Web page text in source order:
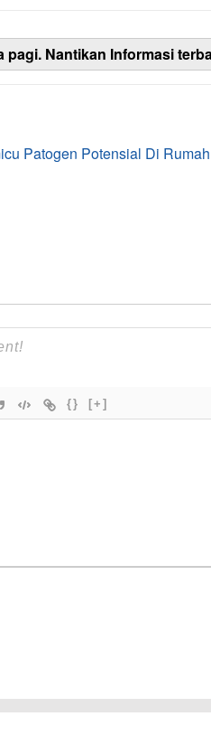
pagi. Nantikan Informasi
Patogen Potensial Di
{} [+]